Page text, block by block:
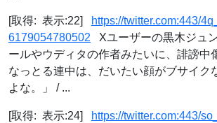
[取得: 表示:22]
https://twitter.com:443/
6179054780502 Xユーザーの黒木ジュ
ールやウディタの作者みたいに、誹謗中
なっとる連中は、だいたい顔がブサイク
よな。」 / ...
[取得: 表示:24]
https://twitter.com:443/